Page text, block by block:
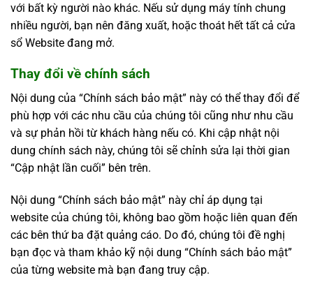
với bất kỳ người nào khác. Nếu sử dụng máy tính chung
nhiều người, bạn nên đăng xuất, hoặc thoát hết tất cả cửa
sổ Website đang mở.
Thay đổi về chính sách
Nội dung của “Chính sách bảo mật” này có thể thay đổi để
phù hợp với các nhu cầu của chúng tôi cũng như nhu cầu
và sự phản hồi từ khách hàng nếu có. Khi cập nhật nội
dung chính sách này, chúng tôi sẽ chỉnh sửa lại thời gian
“Cập nhật lần cuối” bên trên.
Nội dung “Chính sách bảo mật” này chỉ áp dụng tại
website của chúng tôi, không bao gồm hoặc liên quan đến
các bên thứ ba đặt quảng cáo. Do đó, chúng tôi đề nghị
bạn đọc và tham khảo kỹ nội dung “Chính sách bảo mật”
của từng website mà bạn đang truy cập.